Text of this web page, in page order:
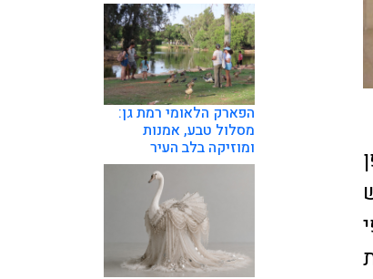
הפארק הלאומי רמת גן:
מסלול טבע, אמנות
ומוזיקה בלב העיר